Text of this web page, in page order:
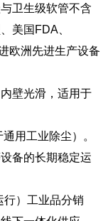
卫生级软管不含
美国FDA、
欧洲先进生产设备
壁光滑，适用于
用工业除尘）。
备的长期稳定运
）工业品分销